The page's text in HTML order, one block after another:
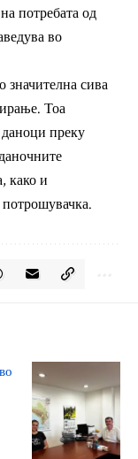
потребата од
во
значителна сива
Тоа
преку
како и